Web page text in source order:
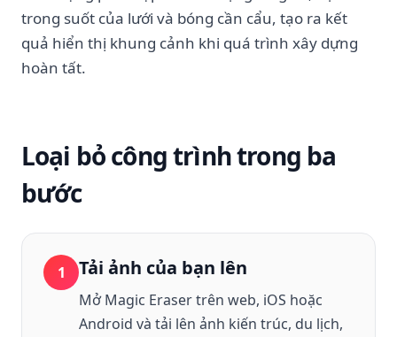
trong suốt của lưới và bóng cần cẩu, tạo ra kết
quả hiển thị khung cảnh khi quá trình xây dựng
hoàn tất.
Loại bỏ công trình trong ba
bước
1 Tải ảnh của bạn lên
Mở Magic Eraser trên web, iOS hoặc
Android và tải lên ảnh kiến ​​trúc, du lịch,